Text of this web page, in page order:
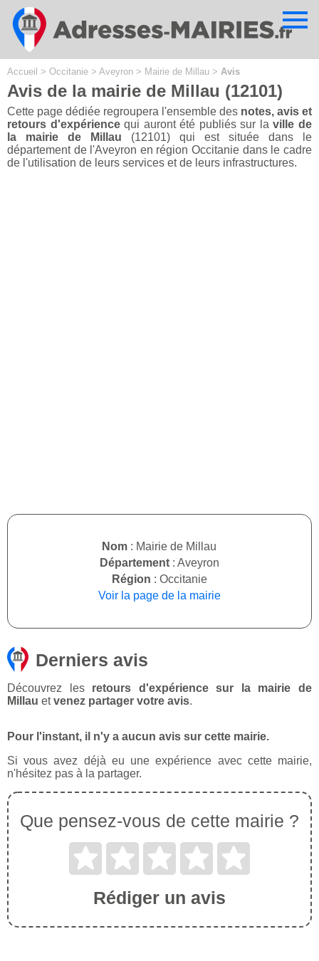
Accueil > Occitanie > Aveyron > Mairie de Millau > Avis
Avis de la mairie de Millau (12101)
Cette page dédiée regroupera l'ensemble des notes, avis et
retours d'expériencequi auront été publiés sur laville de
la mairie de Millau (12101) qui est située dans le
département de l'Aveyron en région Occitanie dans le cadre
de l'utilisation de leurs services et de leurs infrastructures.
Nom : Mairie de Millau
Département : Aveyron
Région : Occitanie
Voir la page de la mairie
Derniers avis
Découvrez les retours d'expérience sur la mairie de
Millau etvenez partager votre avis.
Pour l'instant, il n'y a aucun avis sur cette mairie.
Si vous avez déjà eu une expérience avec cette mairie,
n'hésitez pas à la partager.
Que pensez-vous de cette mairie ?
Rédiger un avis
Cookies management panel